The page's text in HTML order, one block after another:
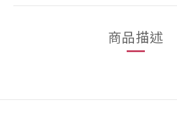
商品描述